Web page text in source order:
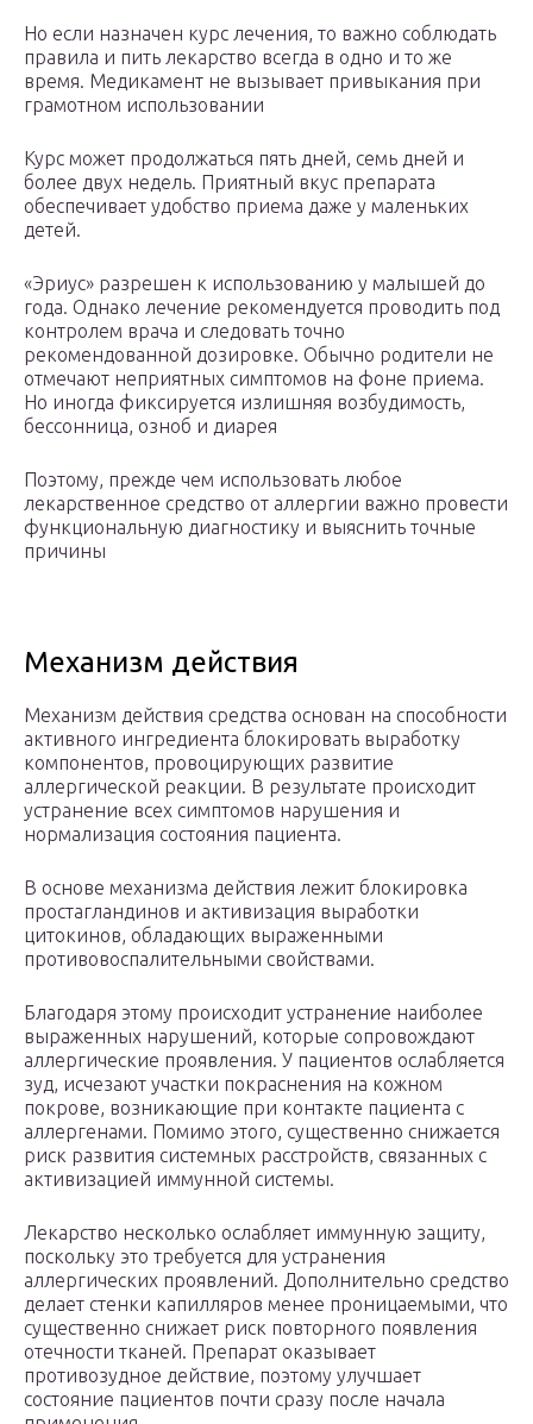
Но если назначен курс лечения, то важно соблюдать
правила и пить лекарство всегда в одно и то же
время. Медикамент не вызывает привыкания при
грамотном использовании
Курс может продолжаться пять дней, семь дней и
более двух недель. Приятный вкус препарата
обеспечивает удобство приема даже у маленьких
детей.
«Эриус» разрешен к использованию у малышей до
года. Однако лечение рекомендуется проводить под
контролем врача и следовать точно
рекомендованной дозировке. Обычно родители не
отмечают неприятных симптомов на фоне приема.
Но иногда фиксируется излишняя возбудимость,
бессонница, озноб и диарея
Поэтому, прежде чем использовать любое
лекарственное средство от аллергии важно провести
функциональную диагностику и выяснить точные
причины
Механизм действия
Механизм действия средства основан на способности
активного ингредиента блокировать выработку
компонентов, провоцирующих развитие
аллергической реакции. В результате происходит
устранение всех симптомов нарушения и
нормализация состояния пациента.
В основе механизма действия лежит блокировка
простагландинов и активизация выработки
цитокинов, обладающих выраженными
противовоспалительными свойствами.
Благодаря этому происходит устранение наиболее
выраженных нарушений, которые сопровождают
аллергические проявления. У пациентов ослабляется
зуд, исчезают участки покраснения на кожном
покрове, возникающие при контакте пациента с
аллергенами. Помимо этого, существенно снижается
риск развития системных расстройств, связанных с
активизацией иммунной системы.
Лекарство несколько ослабляет иммунную защиту,
поскольку это требуется для устранения
аллергических проявлений. Дополнительно средство
делает стенки капилляров менее проницаемыми, что
существенно снижает риск повторного появления
отечности тканей. Препарат оказывает
противозудное действие, поэтому улучшает
состояние пациентов почти сразу после начала